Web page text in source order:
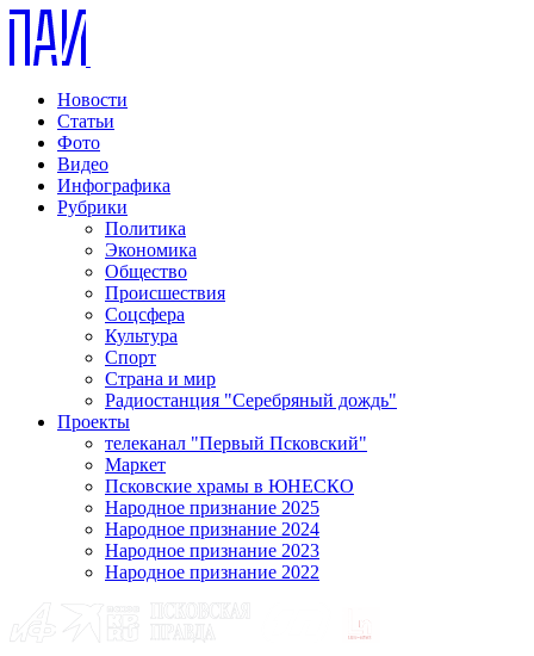
Новости
Статьи
Фото
Видео
Инфографика
Рубрики
Политика
Экономика
Общество
Происшествия
Соцсфера
Культура
Спорт
Страна и мир
Радиостанция "Серебряный дождь"
Проекты
телеканал "Первый Псковский"
Маркет
Псковские храмы в ЮНЕСКО
Народное признание 2025
Народное признание 2024
Народное признание 2023
Народное признание 2022